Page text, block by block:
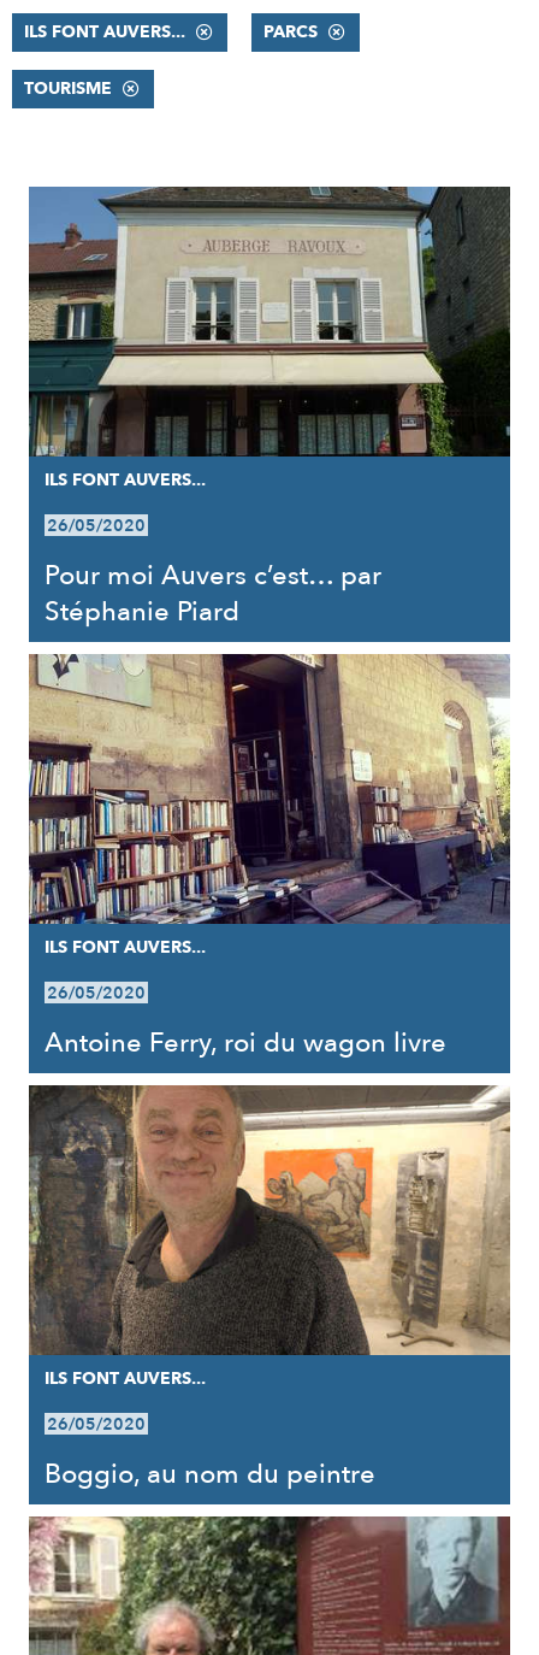
ILS FONT AUVERS... PARCS
TOURISME
RÉSULTATS
ILS FONT AUVERS...
26/05/2020
Pour moi Auvers c’est… par
Stéphanie Piard
ILS FONT AUVERS...
26/05/2020
Antoine Ferry, roi du wagon livre
ILS FONT AUVERS...
26/05/2020
Boggio, au nom du peintre